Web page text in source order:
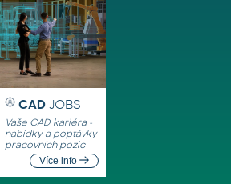
CAD JOBS
Vaše CAD kariéra -
nabídky a poptávky
pracovních pozic
Více info